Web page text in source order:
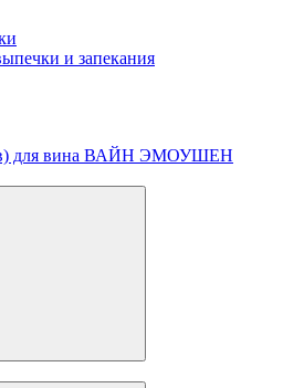
и запекания